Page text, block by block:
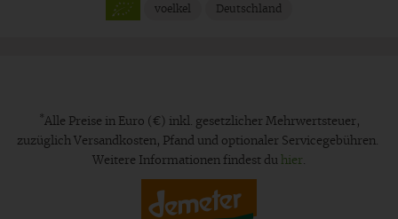
voelkel Deutschland
* Alle Preise in Euro (€) inkl. gesetzlicher Mehrwertsteuer,
zuzüglich Versandkosten, Pfand und optionaler Servicegebühren.
Weitere Informationen findest du hier